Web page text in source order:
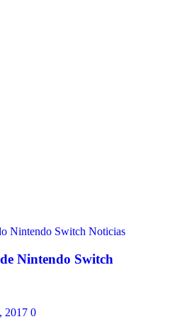
Nintendo Switch Noticias
Nintendo Switch
2017 0